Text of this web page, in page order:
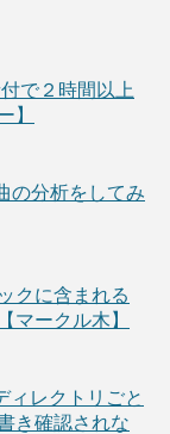
で２時間以上
】
の分析をしてみ
クに含まれる
マークル木】
ィレクトリごと
き確認されな